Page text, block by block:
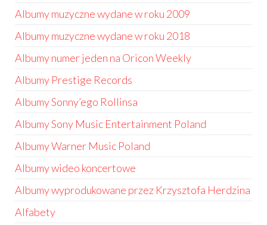
Albumy muzyczne wydane w roku 2009
Albumy muzyczne wydane w roku 2018
Albumy numer jeden na Oricon Weekly
Albumy Prestige Records
Albumy Sonny’ego Rollinsa
Albumy Sony Music Entertainment Poland
Albumy Warner Music Poland
Albumy wideo koncertowe
Albumy wyprodukowane przez Krzysztofa Herdzina
Alfabety